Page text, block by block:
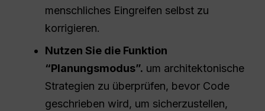
menschliches Eingreifen selbst zu
korrigieren.
Nutzen Sie die Funktion
“Planungsmodus”. um architektonische
Strategien zu überprüfen, bevor Code
geschrieben wird, um sicherzustellen,